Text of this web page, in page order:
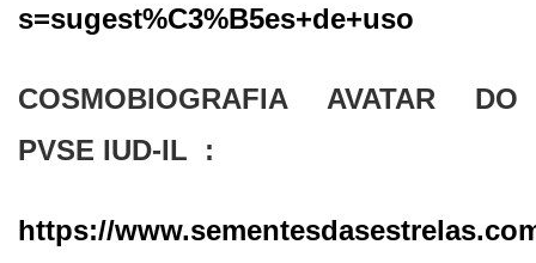
s=sugest%C3%B5es+de+uso
COSMOBIOGRAFIA AVATAR DO
PVSE IUD-IL :
https://